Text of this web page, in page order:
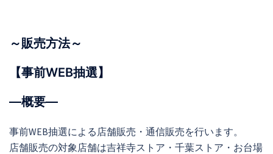
～販売方法～
【事前WEB抽選】
―概要―
事前WEB抽選による店舗販売・通信販売を行います。
店舗販売の対象店舗は吉祥寺ストア・千葉ストア・お台場